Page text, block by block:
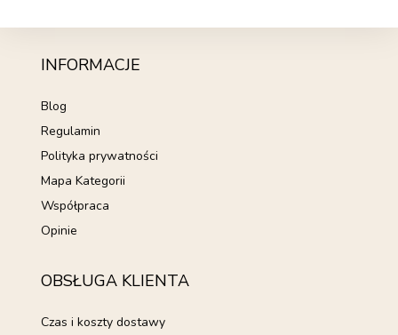
INFORMACJE
Blog
Regulamin
Polityka prywatności
Mapa Kategorii
Współpraca
Opinie
OBSŁUGA KLIENTA
Czas i koszty dostawy